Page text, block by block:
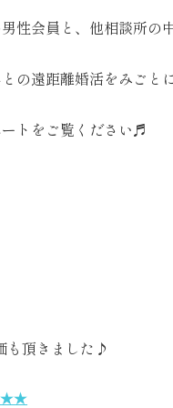
性会員と、他相談所の
の遠距離婚活をみご
トをご覧ください♬
も頂きました♪